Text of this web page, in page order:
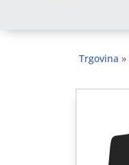
Trgovina »